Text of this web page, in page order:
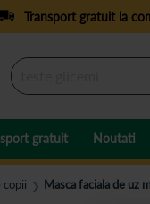
Transport gratuit la
gratuit Noutati
copii ❯ Masca faciala de uz